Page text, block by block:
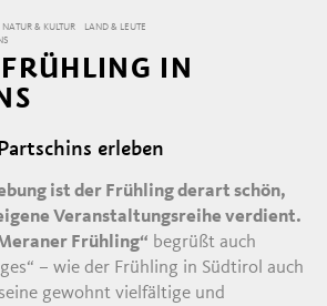
NATUR & KULTUR
LAND & LEUTE
IN
erleben
ist der Frühling derart schön,
Veranstaltungsreihe verdient.
Frühling“ begrüßt auch
– wie der Frühling in Südtirol auch
gewohnt vielfältige und